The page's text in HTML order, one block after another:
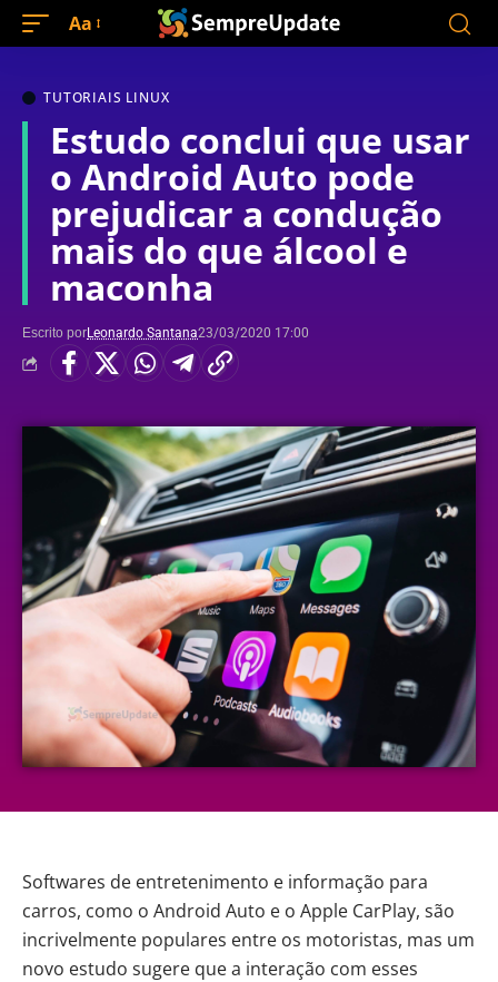
Aa
TUTORIAIS LINUX
Estudo conclui que usar
o Android Auto pode
prejudicar a condução
mais do que álcool e
maconha
Escrito porLeonardo Santana23/03/2020 17:00
Softwares de entretenimento e informação para
carros, como o Android Auto e o Apple CarPlay, são
incrivelmente populares entre os motoristas, mas um
novo estudo sugere que a interação com esses